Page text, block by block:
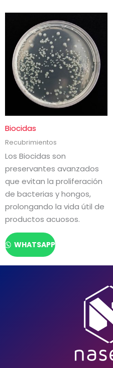
Biocidas
Recubrimientos
Los Biocidas son
preservantes avanzados
que evitan la proliferación
de bacterias y hongos,
prolongando la vida útil de
productos acuosos.
WHATSAPP